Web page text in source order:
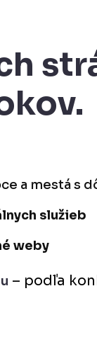
a mestá s
služieb
weby
– podľa